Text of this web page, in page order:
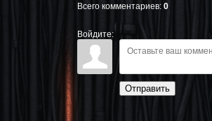
Всего комментариев: 0
Войдите:
Отправить